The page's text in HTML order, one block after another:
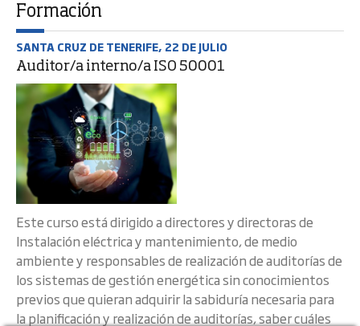
Formación
SANTA CRUZ DE TENERIFE, 22 DE JULIO
Auditor/a interno/a ISO 50001
Este curso está dirigido a directores y directoras de
Instalación eléctrica y mantenimiento, de medio
ambiente y responsables de realización de auditorías de
los sistemas de gestión energética sin conocimientos
previos que quieran adquirir la sabiduría necesaria para
la planificación y realización de auditorías, saber cuáles